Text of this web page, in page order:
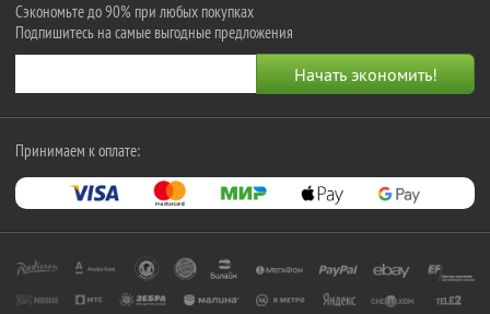
Сэкономьте до 90% при любых покупках
Подпишитесь на самые выгодные предложения
Принимаем к оплате: